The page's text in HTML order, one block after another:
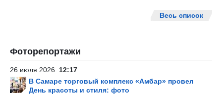
Весь список
Фоторепортажи
26 июля 2026 12:17
В Самаре торговый комплекс «Амбар» провел
День красоты и стиля: фото